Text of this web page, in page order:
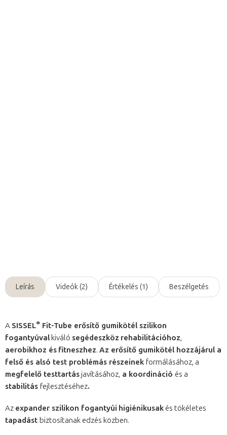
Leírás Videók (2) Értékelés (1) Beszélgetés
A SISSEL® Fit-Tube erősítő gumikötél szilikon
fogantyúval kiváló segédeszköz rehabilitációhoz,
aerobikhoz és fitneszhez. Az erősítő gumikötél hozzájárul a
felső és alsó test problémás részeinek formálásához, a
megfelelő testtartásjavításához, a koordináció és a
stabilitás fejlesztéséhez.
Az expander szilikon fogantyúi higiénikusakés tökéletes
tapadást biztosítanak edzés közben.